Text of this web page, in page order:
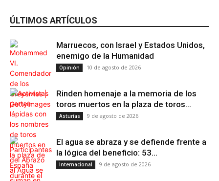
ÚLTIMOS ARTÍCULOS
Marruecos, con Israel y Estados Unidos,
enemigo de la Humanidad
Opinión 10 de agosto de 2026
Rinden homenaje a la memoria de los
toros muertos en la plaza de toros...
Asturias 9 de agosto de 2026
El agua se abraza y se defiende frente a
la lógica del beneficio: 53...
Internacional 9 de agosto de 2026